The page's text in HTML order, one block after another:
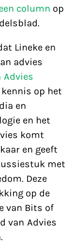
column op
Lineke en
advies
Advies
op het
en
en het
komt
en geeft
met
Deze
op de
van Bits of
van Advies